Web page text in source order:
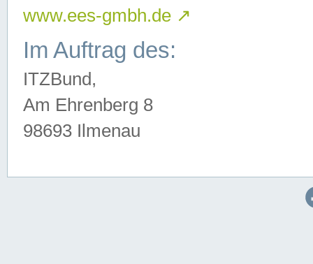
www.ees-gmbh.de ↗
Im Auftrag des:
ITZBund,
Am Ehrenberg 8
98693 Ilmenau